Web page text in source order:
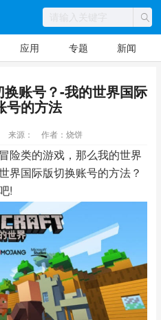
应用 专题 新闻
账号？-我的世界国际
号的方法
来源： 作者：烧饼
险类的游戏，那么我的世界
界国际版切换账号的方法？
!